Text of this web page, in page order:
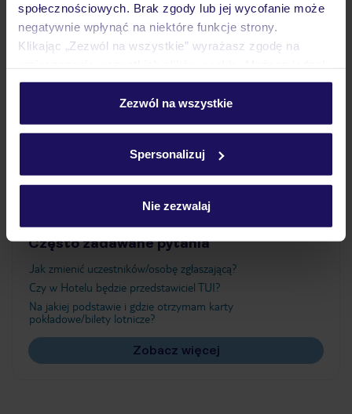
społecznościowych. Brak zgody lub jej wycofanie może
negatywnie wpłynąć na niektóre funkcje strony.
Klikając „Zezwól na wszystkie” wyrażasz zgodę na
personalizować swój wybór wchodząc w zakładkę
Szczegółowe informacje o plikach cookie znajdziesz
Zezwól na wszystkie
Spersonalizuj
Nie zezwalaj
Wyżywienie
Ważne informacje
Często zadawane pytania
Jak zmienić uczestników/osobę zgłaszającą?
Czy w Hotelu będzie przedstawiciel TUI?
Na jakiej podstawie i gdzie otrzymam karty
pokładowe/bilety lotnicze?
Zobacz więcej